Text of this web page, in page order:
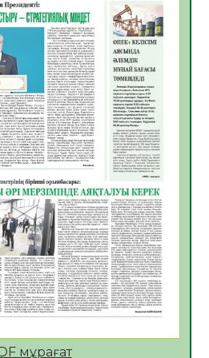
28
Азиядағы көшуге ең
30
сақтау – әр
30
әкімінің
26
дамыту аясында
жобасы
25
өтті
мұрағат